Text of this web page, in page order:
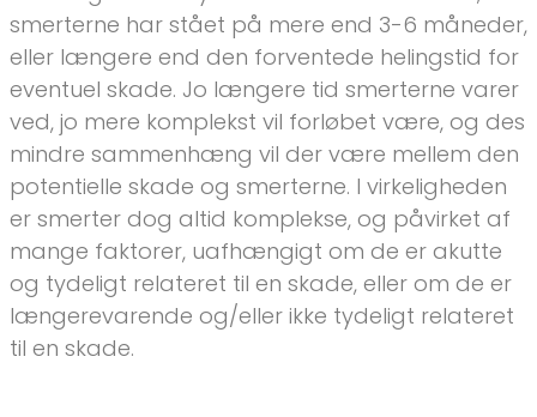
smerterne har stået på mere end 3-6 måneder,
eller længere end den forventede helingstid for
eventuel skade. Jo længere tid smerterne varer
ved, jo mere komplekst vil forløbet være, og des
mindre sammenhæng vil der være mellem den
potentielle skade og smerterne. I virkeligheden
er smerter dog altid komplekse, og påvirket af
mange faktorer, uafhængigt om de er akutte
og tydeligt relateret til en skade, eller om de er
længerevarende og/eller ikke tydeligt relateret
til en skade.